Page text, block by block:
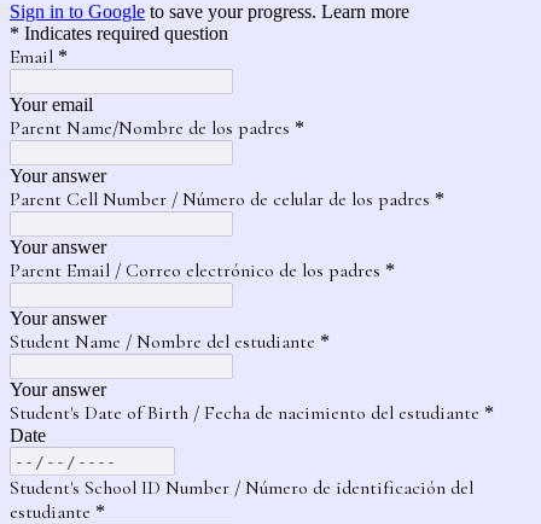
Sign in to Google to save your progress. Learn more
* Indicates required question
Email *
Your email
Parent Name/Nombre de los padres *
Your answer
Parent Cell Number / Número de celular de los padres *
Your answer
Parent Email / Correo electrónico de los padres *
Your answer
Student Name / Nombre del estudiante *
Your answer
Student's Date of Birth / Fecha de nacimiento del estudiante *
Date
Student's School ID Number / Número de identificación del
estudiante *